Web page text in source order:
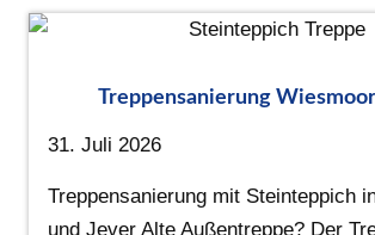
Treppensanierung
31. Juli 2026
Treppensanierung mit Steinteppich
und Jever Alte Außentreppe? Der